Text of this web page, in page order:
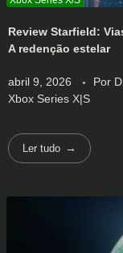
Review Starfield:
A redenção estelar
abril 9, 2026 Por
Xbox Series X|S
Ler tudo